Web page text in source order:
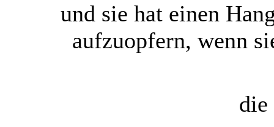
und sie hat einen
aufzuopfern, wenn
die